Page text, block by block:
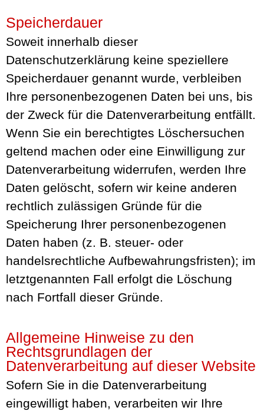
Speicherdauer
Soweit innerhalb dieser
Datenschutzerklärung keine speziellere
Speicherdauer genannt wurde, verbleiben
Ihre personenbezogenen Daten bei uns, bis
der Zweck für die Datenverarbeitung entfällt.
Wenn Sie ein berechtigtes Löschersuchen
geltend machen oder eine Einwilligung zur
Datenverarbeitung widerrufen, werden Ihre
Daten gelöscht, sofern wir keine anderen
rechtlich zulässigen Gründe für die
Speicherung Ihrer personenbezogenen
Daten haben (z. B. steuer- oder
handelsrechtliche Aufbewahrungsfristen); im
letztgenannten Fall erfolgt die Löschung
nach Fortfall dieser Gründe.
Allgemeine Hinweise zu den
Rechtsgrundlagen der
Datenverarbeitung auf dieser Website
Sofern Sie in die Datenverarbeitung
eingewilligt haben, verarbeiten wir Ihre